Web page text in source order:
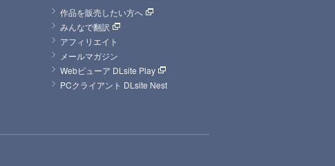
作品を販売したい方へ
みんなで翻訳
アフィリエイト
メールマガジン
Webビューア DLsite Play
PCクライアント DLsite Nest